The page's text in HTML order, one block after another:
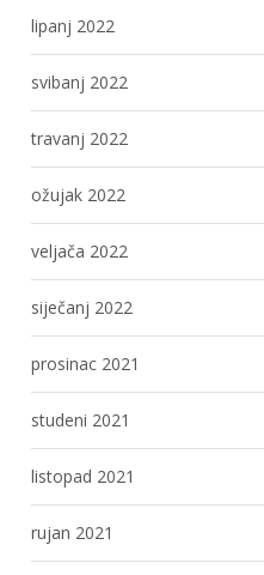
lipanj 2022
svibanj 2022
travanj 2022
ožujak 2022
veljača 2022
siječanj 2022
prosinac 2021
studeni 2021
listopad 2021
rujan 2021